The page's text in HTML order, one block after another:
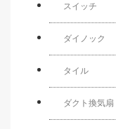
スイッチ
ダイノック
タイル
ダクト換気扇